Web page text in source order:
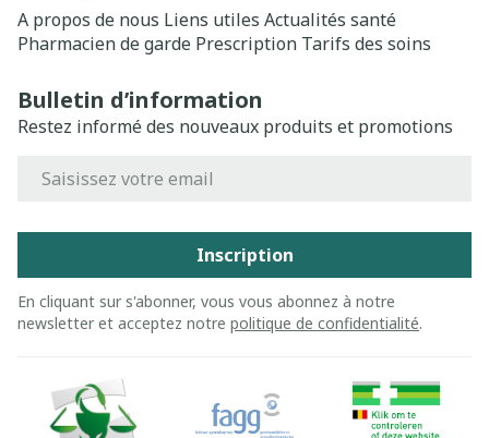
A propos de nous Liens utiles Actualités santé
Pharmacien de garde Prescription Tarifs des soins
Bulletin d’information
Restez informé des nouveaux produits et promotions
Inscription
En cliquant sur s'abonner, vous vous abonnez à notre
newsletter et acceptez notre politique de confidentialité.